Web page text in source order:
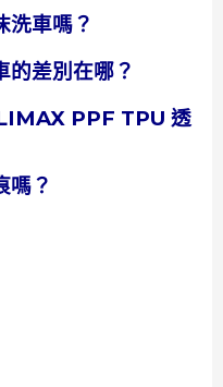
洗車嗎？
的差別在哪？
PPF TPU 透
嗎？